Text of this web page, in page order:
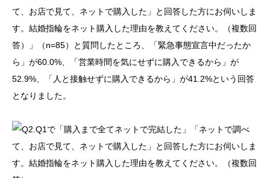
て、お店で見て、ネットで購入した」と回答した方にお伺いしま
す。結婚指輪をネット購入した理由を教えてください。（複数回
答）」（n=85）と質問したところ、「緊急事態宣言中だったか
ら」が60.0%、「営業時間を気にせずに購入できるから」が
52.9%、「人と接触せずに購入できるから」が41.2%という回答
となりました。